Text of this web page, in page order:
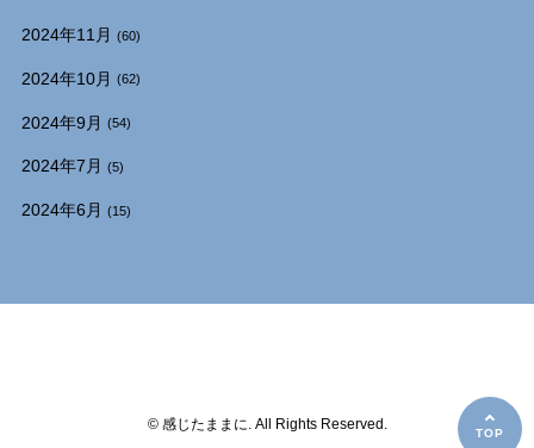
2024年11月 (60)
2024年10月 (62)
2024年9月 (54)
2024年7月 (5)
2024年6月 (15)
© 感じたままに. All Rights Reserved.